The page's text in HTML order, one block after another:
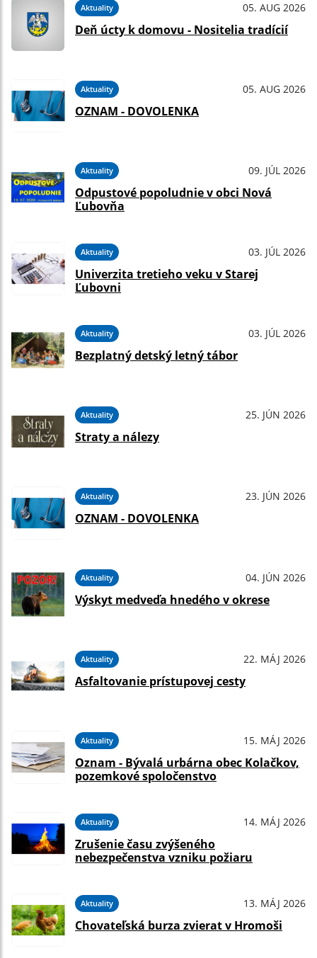
Aktuality 05. AUG 2026
Deň úcty k domovu - Nositelia tradícií
Aktuality 05. AUG 2026
OZNAM - DOVOLENKA
Aktuality 09. JÚL 2026
Odpustové popoludnie v obci Nová
Ľubovňa
Aktuality 03. JÚL 2026
Univerzita tretieho veku v Starej
Ľubovni
Aktuality 03. JÚL 2026
Bezplatný detský letný tábor
Aktuality 25. JÚN 2026
Straty a nálezy
Aktuality 23. JÚN 2026
OZNAM - DOVOLENKA
Aktuality 04. JÚN 2026
Výskyt medveďa hnedého v okrese
Aktuality 22. MÁJ 2026
Asfaltovanie prístupovej cesty
Aktuality 15. MÁJ 2026
Oznam - Bývalá urbárna obec Kolačkov,
pozemkové spoločenstvo
Aktuality 14. MÁJ 2026
Zrušenie času zvýšeného
nebezpečenstva vzniku požiaru
Aktuality 13. MÁJ 2026
Chovateľská burza zvierat v Hromoši